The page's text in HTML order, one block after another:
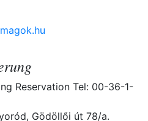
Reservation Tel: 00-36-1-
Gödöllői út 78/a.